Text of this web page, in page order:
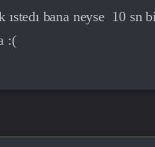
ıstedı bana neyse 10
:(